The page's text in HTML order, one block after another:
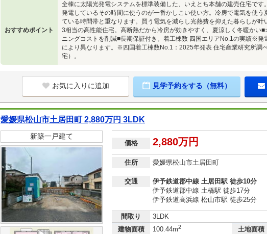
おすすめポイント
全棟に太陽光発電システムを標準装備した、いえとち本舗の建売住宅です
発電しているその時間に使うのが一番かしこい使い方。冷房で電気を使う
ている時間帯と重なります。買う電気を減らし光熱費を抑えた暮らしが叶
3相当の高性能住宅。高断熱だから冷房が効きやすく、夏涼しく冬暖かい
ニングコストを削減■長期保証付き。着工棟数 四国エリアNo.1の実績※発
により異なります。※四国着工棟数No.1：2025年発表 住宅産業研究所調
宅）。
お気に入りに追加 見学予約をする（無料）
愛媛県松山市土居田町 2,880万円 3LDK
新築一戸建て
価格 2,880万円
住所 愛媛県松山市土居田町
交通
伊予鉄道郡中線 土居田駅 徒歩10分
伊予鉄道郡中線 土橋駅 徒歩17分
伊予鉄道高浜線 松山市駅 徒歩25分
間取り
3LDK
建物面積
100.44m2 土地面積